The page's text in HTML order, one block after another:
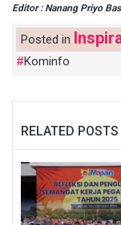
Editor : Nanang Priyo
Posted in
Kominfo
RELATED POSTS